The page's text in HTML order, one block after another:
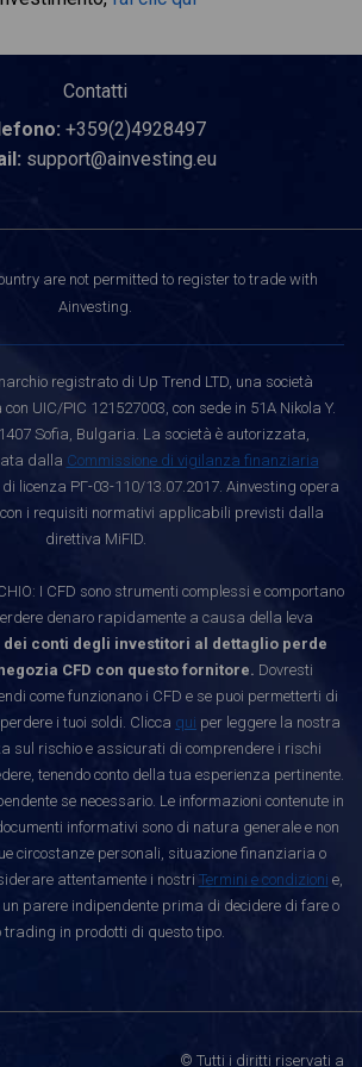
Contatti
+359(2)4928497
support@ainvesting.eu
are not permitted to register to trade with
Ainvesting.
registrato di Up Trend LTD, una società
UIC/PIC 121527003, con sede in 51A Nikola Y.
Sofia, Bulgaria. La società è autorizzata,
dalla Commissione di vigilanza finanziaria
di licenza РГ-03-110/13.07.2017. Ainvesting opera
i requisiti normativi applicabili previsti dalla
direttiva MiFID.
I CFD sono strumenti complessi e comportano
denaro rapidamente a causa della leva
dei conti degli investitori al dettaglio perde
CFD con questo fornitore. Dovresti
come funzionano i CFD e se puoi permetterti di
i tuoi soldi. Clicca qui per leggere la nostra
sul rischio e assicurati di comprendere i rischi
tenendo conto della tua esperienza pertinente.
se necessario. Le informazioni contenute in
informativi sono di natura generale e non
circostanze personali, situazione finanziaria o
attentamente i nostri Termini e condizioni e,
parere indipendente prima di decidere di fare o
trading in prodotti di questo tipo.
© Tutti i diritti riservati a